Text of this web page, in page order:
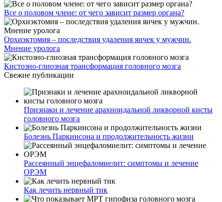
Все о половом члене: от чего зависит размер органа?
Орхиэктомия – последствия удаления яичек у мужчин.
Мнение уролога
Кистозно-глиозная трансформация головного мозга
Свежие публикации
Признаки и лечение арахноидальной ликворной кисты
головного мозга
Болезнь Паркинсона и продолжительность жизни
Рассеянный энцефаломиелит: симптомы и лечение
ОРЭМ
Как лечить нервный тик